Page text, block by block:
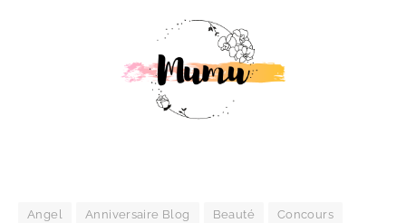
Angel Anniversaire Blog Beauté Concours